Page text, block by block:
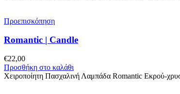
Προεπισκόπηση
Romantic | Candle
€22,00
Προσθήκη στο καλάθι
Χειροποίητη Πασχαλινή Λαμπάδα Romantic Εκρού-